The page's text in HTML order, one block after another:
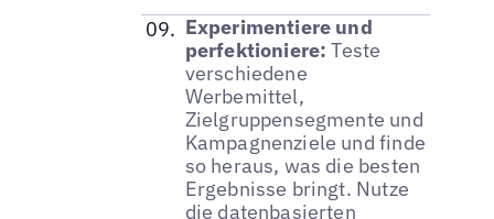
Experimentiere und
perfektioniere: Teste
verschiedene
Werbemittel,
Zielgruppensegmente und
Kampagnenziele und finde
so heraus, was die besten
Ergebnisse bringt. Nutze
die datenbasierten